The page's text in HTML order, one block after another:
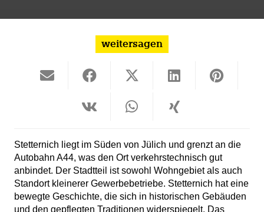
weitersagen
Stetternich liegt im Süden von Jülich und grenzt an die
Autobahn A44, was den Ort verkehrstechnisch gut
anbindet. Der Stadtteil ist sowohl Wohngebiet als auch
Standort kleinerer Gewerbebetriebe. Stetternich hat eine
bewegte Geschichte, die sich in historischen Gebäuden
und den gepflegten Traditionen widerspiegelt. Das